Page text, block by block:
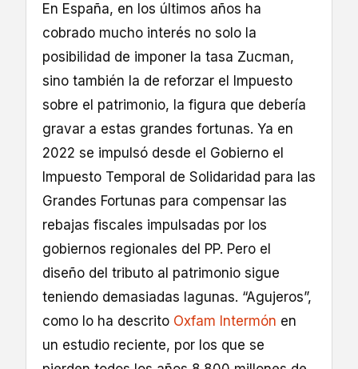
En España, en los últimos años ha
cobrado mucho interés no solo la
posibilidad de imponer la tasa Zucman,
sino también la de reforzar el Impuesto
sobre el patrimonio, la figura que debería
gravar a estas grandes fortunas. Ya en
2022 se impulsó desde el Gobierno el
Impuesto Temporal de Solidaridad para las
Grandes Fortunas para compensar las
rebajas fiscales impulsadas por los
gobiernos regionales del PP. Pero el
diseño del tributo al patrimonio sigue
teniendo demasiadas lagunas. “Agujeros”,
como lo ha descrito Oxfam Intermón en
un estudio reciente, por los que se